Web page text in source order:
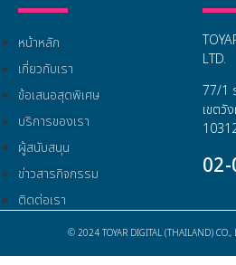
หน้าหลัก
เกี่ยวกับเรา
ข้อเสนอสุดพิเศษ
บริการของเรา
ผู้สนับสนุน
ข่าวสารกิจกรรม
ติดต่อเรา
LTD.
77/1
เขตวั
© 2024 TOYAR DIGITAL (THAILAND)